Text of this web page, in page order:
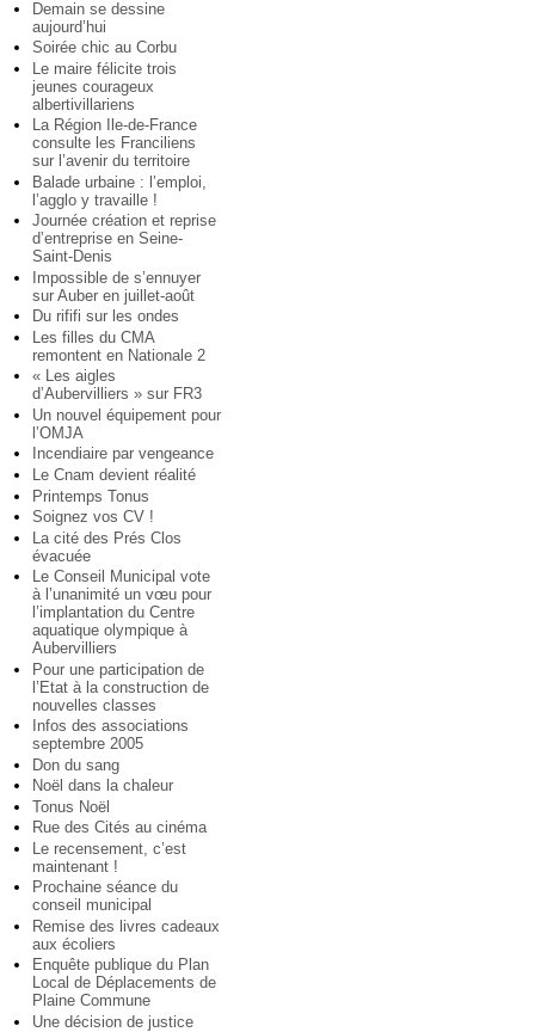
Demain se dessine
aujourd’hui
Soirée chic au Corbu
Le maire félicite trois
jeunes courageux
albertivillariens
La Région Ile-de-France
consulte les Franciliens
sur l’avenir du territoire
Balade urbaine : l’emploi,
l’agglo y travaille !
Journée création et reprise
d’entreprise en Seine-
Saint-Denis
Impossible de s’ennuyer
sur Auber en juillet-août
Du rififi sur les ondes
Les filles du CMA
remontent en Nationale 2
« Les aigles
d’Aubervilliers » sur FR3
Un nouvel équipement pour
l’OMJA
Incendiaire par vengeance
Le Cnam devient réalité
Printemps Tonus
Soignez vos CV !
La cité des Prés Clos
évacuée
Le Conseil Municipal vote
à l’unanimité un vœu pour
l’implantation du Centre
aquatique olympique à
Aubervilliers
Pour une participation de
l’Etat à la construction de
nouvelles classes
Infos des associations
septembre 2005
Don du sang
Noël dans la chaleur
Tonus Noël
Rue des Cités au cinéma
Le recensement, c’est
maintenant !
Prochaine séance du
conseil municipal
Remise des livres cadeaux
aux écoliers
Enquête publique du Plan
Local de Déplacements de
Plaine Commune
Une décision de justice